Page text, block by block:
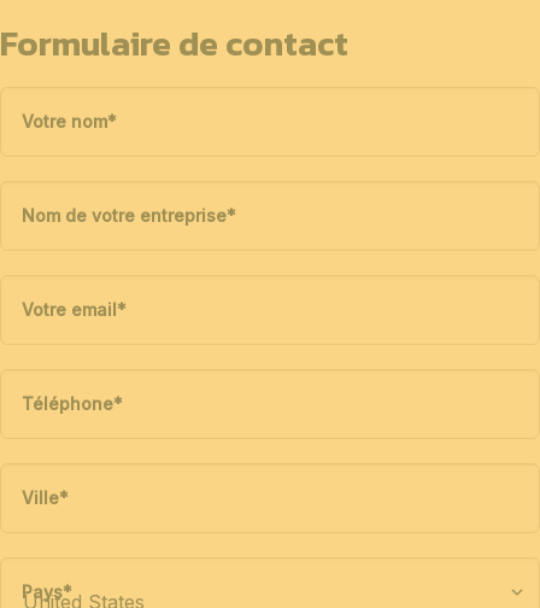
Formulaire de contact
Votre nom*
Nom de votre entreprise*
Votre email*
Téléphone*
Ville*
Pays*